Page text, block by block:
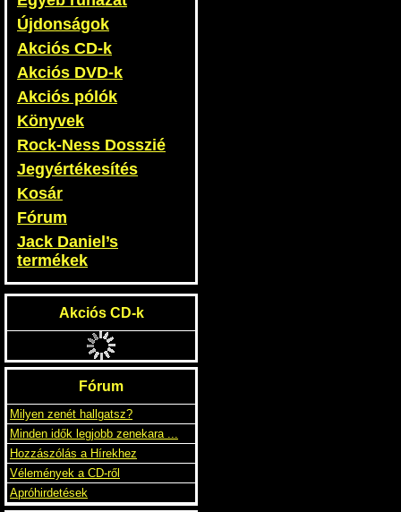
Újdonságok
Akciós CD-k
Akciós DVD-k
Akciós pólók
Könyvek
Rock-Ness Dosszié
Jegyértékesítés
Kosár
Fórum
Jack Daniel’s
termékek
Akciós CD-k
VOIVOD
LOST MACHINE - LIVE
4990 Ft 3890 FT 10.5EURO
Milyen zenét hallgatsz?
Minden idők legjobb zenekara ...
Hozzászólás a Hírekhez
Vélemények a CD-ről
Apróhirdetések